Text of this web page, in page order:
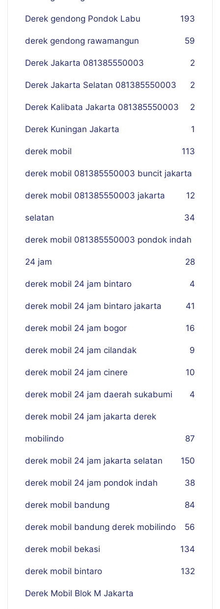
Derek gendong Pondok Labu 193
derek gendong rawamangun 59
Derek Jakarta 081385550003 2
Derek Jakarta Selatan 081385550003 2
Derek Kalibata Jakarta 081385550003 2
Derek Kuningan Jakarta 1
derek mobil 113
derek mobil 081385550003 buncit jakarta
12
derek mobil 081385550003 jakarta
selatan 34
derek mobil 081385550003 pondok indah
24 jam 28
derek mobil 24 jam bintaro 4
derek mobil 24 jam bintaro jakarta 41
derek mobil 24 jam bogor 16
derek mobil 24 jam cilandak 9
derek mobil 24 jam cinere 10
derek mobil 24 jam daerah sukabumi 4
derek mobil 24 jam jakarta derek
mobilindo 87
derek mobil 24 jam jakarta selatan 150
derek mobil 24 jam pondok indah 38
derek mobil bandung 84
derek mobil bandung derek mobilindo 56
derek mobil bekasi 134
derek mobil bintaro 132
Derek Mobil Blok M Jakarta